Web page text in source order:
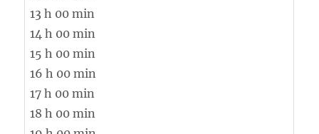
13 h 00 min
14 h 00 min
15 h 00 min
16 h 00 min
17 h 00 min
18 h 00 min